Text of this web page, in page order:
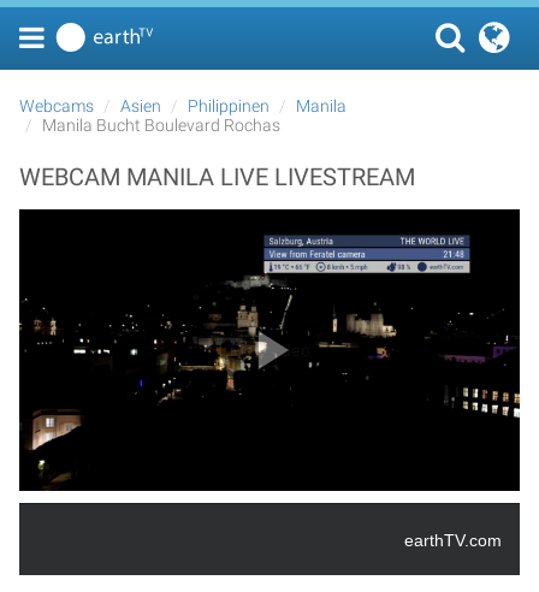
Webcams Asien Philippinen
Manila
Manila Bucht Boulevard Rochas
WEBCAM MANILA LIVE LIVESTREAM
Play Video
earthTV.com